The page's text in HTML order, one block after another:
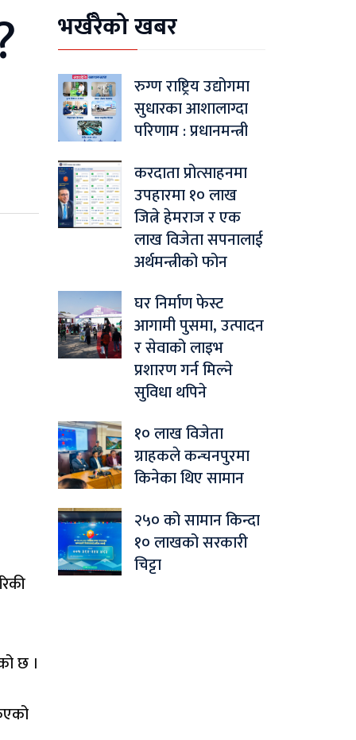
छ ।
भर्खरैको खबर
रुग्ण राष्ट्रिय उद्योगमा
सुधारका आशालाग्दा
परिणाम : प्रधानमन्त्री
करदाता प्रोत्साहनमा
उपहारमा १० लाख
जित्ने हेमराज र एक
लाख विजेता सपनालाई
अर्थमन्त्रीको फोन
घर निर्माण फेस्ट
आगामी पुसमा, उत्पादन
र सेवाको लाइभ
प्रशारण गर्न मिल्ने
सुविधा थपिने
१० लाख विजेता
ग्राहकले कन्चनपुरमा
किनेका थिए सामान
२५० को सामान किन्दा
१० लाखको सरकारी
चिट्टा